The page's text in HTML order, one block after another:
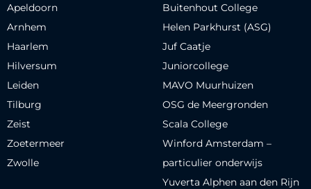
Apeldoorn
Arnhem
Haarlem
Hilversum
Leiden
Tilburg
Zeist
Zoetermeer
Zwolle
Buitenhout College
Helen Parkhurst (ASG)
Juf Caatje
Juniorcollege
MAVO Muurhuizen
OSG de Meergronden
Scala College
Winford Amsterdam –
particulier onderwijs
Yuverta Alphen aan den Rijn